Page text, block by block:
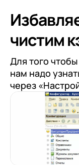
чистим
Для того
нам надо
через